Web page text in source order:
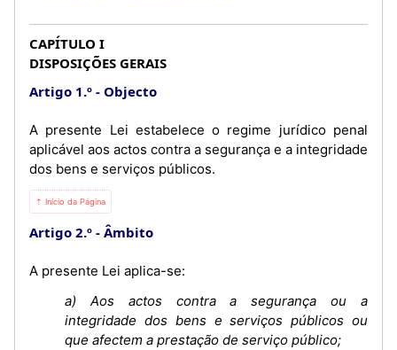
CAPÍTULO I
DISPOSIÇÕES GERAIS
Artigo 1.º
Objecto
A presente Lei estabelece o regime jurídico penal
aplicável aos actos contra a segurança e a integridade
dos bens e serviços públicos.
⇡ Início da Página
Artigo 2.º Âmbito
A presente Lei aplica-se:
a) Aos actos contra a segurança ou a
integridade dos bens e serviços públicos ou
que afectem a prestação de serviço público;